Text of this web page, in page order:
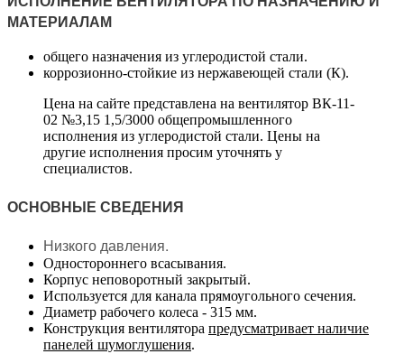
МАТЕРИАЛАМ
общего назначения из углеродистой стали.
коррозионно-стойкие из нержавеющей стали (К).
Цена на сайте представлена на вентилятор ВК-11-
02 №3,15 1,5/3000 общепромышленного
исполнения из углеродистой стали. Цены на
другие исполнения просим уточнять у
специалистов.
ОСНОВНЫЕ СВЕДЕНИЯ
Низкого давления.
Одностороннего всасывания.
Корпус неповоротный закрытый.
Используется для канала прямоугольного сечения.
Диаметр рабочего колеса - 315 мм.
Конструкция вентилятора предусматривает наличие
панелей шумоглушения.